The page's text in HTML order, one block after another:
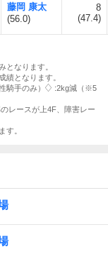
藤岡 康太
(56.0)
8
(47.4)
となります。
績となります。
騎手のみ）
:2kg減（※5
レースが上4F、障害レー
す。